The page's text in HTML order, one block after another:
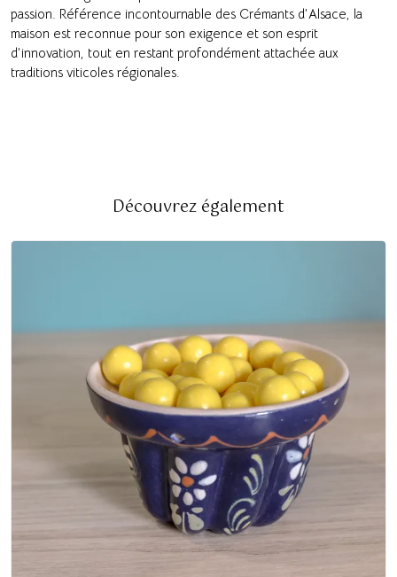
passion. Référence incontournable des Crémants d’Alsace, la
maison est reconnue pour son exigence et son esprit
d’innovation, tout en restant profondément attachée aux
traditions viticoles régionales.
Découvrez également